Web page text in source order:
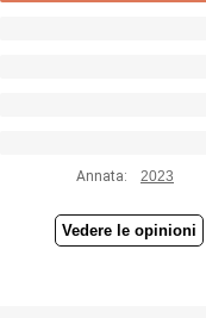
Annata:
2023
Vedere le opinioni